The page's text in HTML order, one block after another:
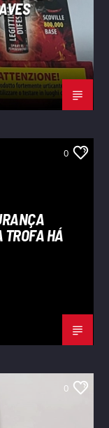
0
TROFA HÁ
0